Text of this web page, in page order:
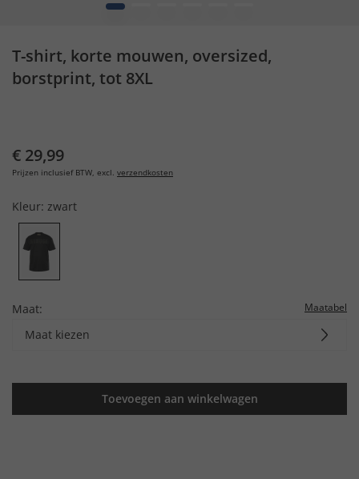
1
T-shirt, korte mouwen, oversized,
borstprint, tot 8XL
€ 29,99
Prijzen inclusief BTW, excl. verzendkosten
Kleur: zwart
Maat: Maatabel
Maat kiezen
Toevoegen aan winkelwagen